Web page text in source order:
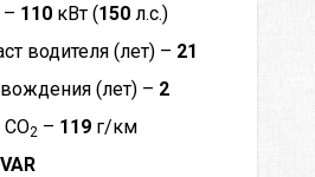
110 кВт (150 л.с.)
водителя (лет) – 21
(лет) – 2
2 – 119 г/км